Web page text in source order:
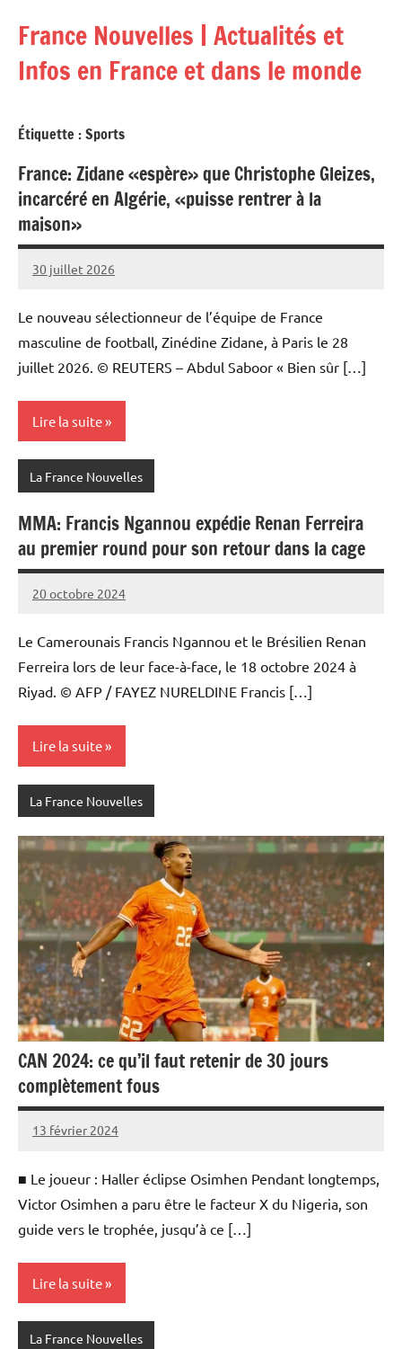
contenu
France Nouvelles | Actualités et
Infos en France et dans le monde
Étiquette :Sports
France: Zidane «espère» que Christophe Gleizes,
incarcéré en Algérie, «puisse rentrer à la
maison»
30 juillet 2026
Admins
Le nouveau sélectionneur de l’équipe de France
masculine de football, Zinédine Zidane, à Paris le 28
juillet 2026. © REUTERS – Abdul Saboor « Bien sûr […]
Lire la suite
La France Nouvelles
MMA: Francis Ngannou expédie Renan Ferreira
au premier round pour son retour dans la cage
20 octobre 2024
Admins
Le Camerounais Francis Ngannou et le Brésilien Renan
Ferreira lors de leur face-à-face, le 18 octobre 2024 à
Riyad. © AFP / FAYEZ NURELDINE Francis […]
Lire la suite
La France Nouvelles
CAN 2024: ce qu’il faut retenir de 30 jours
complètement fous
13 février 2024
Admins
■ Le joueur : Haller éclipse Osimhen Pendant longtemps,
Victor Osimhen a paru être le facteur X du Nigeria, son
guide vers le trophée, jusqu’à ce […]
Lire la suite
La France Nouvelles